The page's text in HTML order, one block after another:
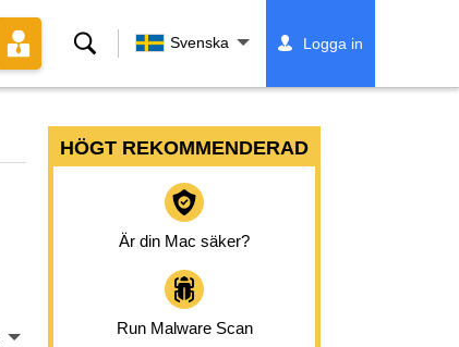
Sök Svenska Logga in
HÖGT REKOMMENDERAD
Är din Mac säker?
Run Malware Scan